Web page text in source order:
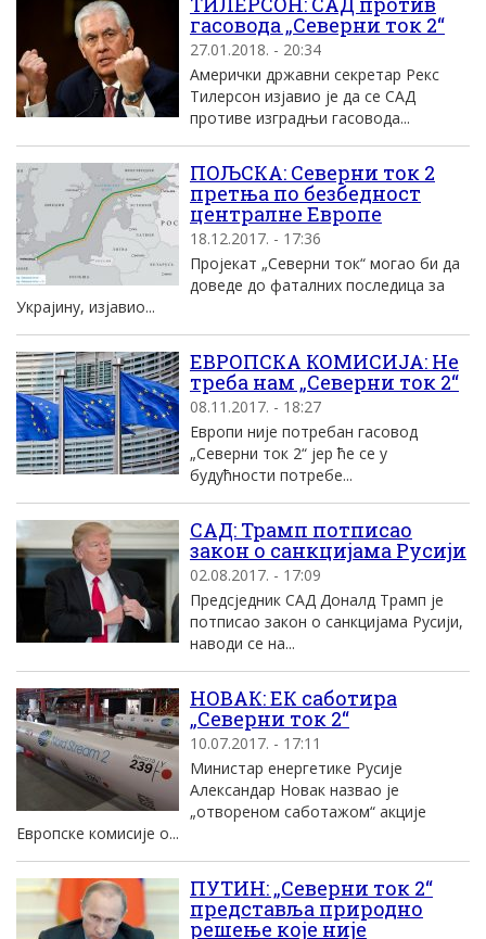
гасовода „Северни ток 2“
27.01.2018. - 20:34
Амерички државни секретар Рекс
Тилерсон изјавио је да се САД
противе изградњи гасовода...
ПОЉСКА: Северни ток 2
претња по безбедност
централне Европе
18.12.2017. - 17:36
Пројекат „Северни ток“ могао би да
доведе до фаталних последица за
Украјину, изјавио...
ЕВРОПСКА КОМИСИЈА: Не
треба нам „Северни ток 2“
08.11.2017. - 18:27
Европи није потребан гасовод
„Северни ток 2“ јер ће се у
будућности потребе...
САД: Трамп потписао
закон о санкцијама Русији
02.08.2017. - 17:09
Предсједник САД Доналд Трамп је
потписао закон о санкцијама Русији,
наводи се на...
НОВАК: ЕК саботира
„Северни ток 2“
10.07.2017. - 17:11
Министар енергетике Русије
Александар Новак назвао је
„отвореном саботажом“ акције
Европске комисије о...
ПУТИН: „Северни ток 2“
представља природно
решење које није